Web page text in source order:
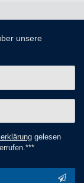
unsere
gelesen